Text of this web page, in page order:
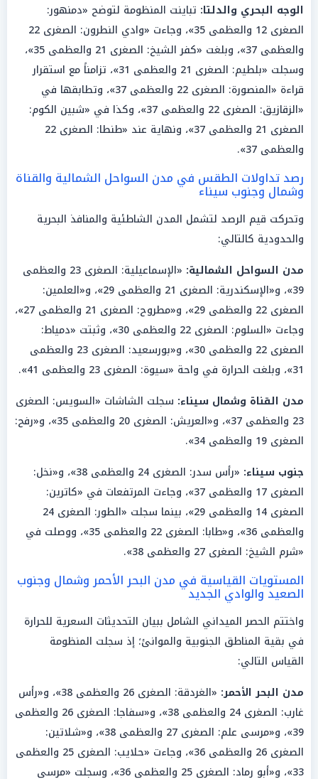
الوجه البحري والدلتا: تباينت المنظومة لتوضح «دمنهور:
الصغرى 12 والعظمى 35»، وجاءت «وادي النطرون: الصغرى 22
والعظمى 37»، وبلغت «كفر الشيخ: الصغرى 21 والعظمى 35»،
وسجلت «بلطيم: الصغرى 21 والعظمى 31»، تزامناً مع استقرار
قراءة «المنصورة: الصغرى 22 والعظمى 37»، وتطابقها في
«الزقازيق: الصغرى 22 والعظمى 37»، وكذا في «شبين الكوم:
الصغرى 21 والعظمى 37»، ونهاية عند «طنطا: الصغرى 22
والعظمى 37».
رصد تداولات الطقس في مدن السواحل الشمالية والقناة
وشمال وجنوب سيناء
وتحركت قيم الرصد لتشمل المدن الشاطئية والمنافذ البحرية
والحدودية كالتالي:
مدن السواحل الشمالية:
«الإسماعيلية: الصغرى 23 والعظمى
39»، و«الإسكندرية: الصغرى 21 والعظمى 29»، و«العلمين:
الصغرى 22 والعظمى 29»، و«مطروح: الصغرى 21 والعظمى 27»،
وجاءت «السلوم: الصغرى 22 والعظمى 30»، وثبتت «دمياط:
الصغرى 22 والعظمى 30»، و«بورسعيد: الصغرى 23 والعظمى
31»، وبلغت الحرارة في واحة «سيوة: الصغرى 23 والعظمى 41».
مدن القناة وشمال سيناء: سجلت الشاشات «السويس: الصغرى
23 والعظمى 37»، و«العريش: الصغرى 20 والعظمى 35»، و«رفح:
الصغرى 19 والعظمى 34».
جنوب سيناء:
«رأس سدر: الصغرى 24 والعظمى 38»، و«نخل:
الصغرى 17 والعظمى 37»، وجاءت المرتفعات في «كاترين:
الصغرى 14 والعظمى 29»، بينما سجلت «الطور: الصغرى 24
والعظمى 36»، و«طابا: الصغرى 22 والعظمى 35»، ووصلت في
«شرم الشيخ: الصغرى 27 والعظمى 38».
المستويات القياسية في مدن البحر الأحمر وشمال وجنوب
الصعيد والوادي الجديد
واختتم الحصر الميداني الشامل ببيان التحديثات السعرية للحرارة
في بقية المناطق الجنوبية والموانئ؛ إذ سجلت المنظومة
القياس التالي:
مدن البحر الأحمر:
«الغردقة: الصغرى 26 والعظمى 38»، و«رأس
غارب: الصغرى 24 والعظمى 38»، و«سفاجا: الصغرى 26 والعظمى
39»، و«مرسى علم: الصغرى 27 والعظمى 38»، و«شلاتين:
الصغرى 26 والعظمى 36»، وجاءت «حلايب: الصغرى 25 والعظمى
33»، و«أبو رماد: الصغرى 25 والعظمى 36»، وسجلت «مرسى